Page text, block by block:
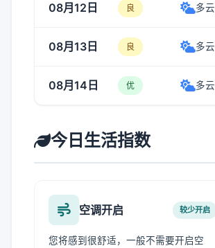
08月12日 良 多云
08月13日 良 多云
08月14日 优 多云
今日生活指数
空调开启 较少开启
您将感到很舒适，一般不需要开启空